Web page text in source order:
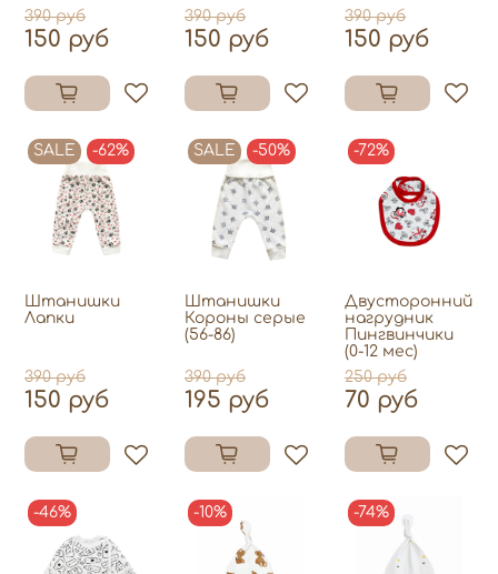
390 руб
150 руб
390 руб
150 руб
390 руб
150 руб
SALE -62%
Штанишки
Лапки
390 руб
150 руб
SALE -50%
Штанишки
Короны серые
(56-86)
390 руб
195 руб
-72%
Двусторонний
нагрудник
Пингвинчики
(0-12 мес)
250 руб
70 руб
-46% -10% -74%